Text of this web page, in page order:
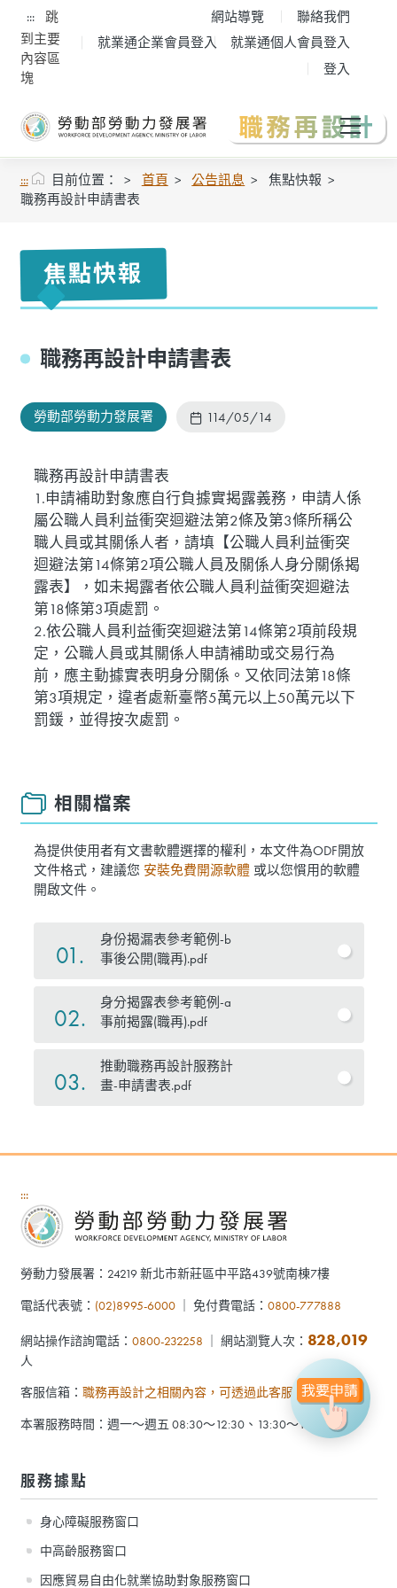
:::
跳
到主要
內容區
塊
網站導覽
聯絡我們
就業通企業會員登入
就業通個人會員登入
登入
::: 目前位置： 首頁 公告訊息
焦點快報
職務再設計申請書表
焦點快報
職務再設計申請書表
勞動部勞動力發展署 114/05/14
職務再設計申請書表
1.申請補助對象應自行負據實揭露義務，申請人係
屬公職人員利益衝突迴避法第2條及第3條所稱公
職人員或其關係人者，請填【公職人員利益衝突
迴避法第14條第2項公職人員及關係人身分關係揭
露表】，如未揭露者依公職人員利益衝突迴避法
第18條第3項處罰。
2.依公職人員利益衝突迴避法第14條第2項前段規
定，公職人員或其關係人申請補助或交易行為
前，應主動據實表明身分關係。又依同法第18條
第3項規定，違者處新臺幣5萬元以上50萬元以下
罰鍰，並得按次處罰。
相關檔案
為提供使用者有文書軟體選擇的權利，本文件為ODF開放
文件格式，建議您 安裝免費開源軟體 或以您慣用的軟體
開啟文件。
01.
身份揭漏表參考範例-b
事後公開(職再).pdf
02.
身分揭露表參考範例-a
事前揭露(職再).pdf
03.
推動職務再設計服務計
畫-申請書表.pdf
:::
勞動力發展署：24219 新北市新莊區中平路439號南棟7樓
電話代表號： (02)8995-6000｜ 免付費電話： 0800-777888
網站操作諮詢電話： 0800-232258 ｜ 網站瀏覽人次： 828,019
人
客服信箱： 職務再設計之相關內容，可透過此客服信箱聯絡我們
本署服務時間：週一～週五 08:30～12:30、13:30～17:30
服務據點
身心障礙服務窗口
中高齡服務窗口
因應貿易自由化就業協助對象服務窗口